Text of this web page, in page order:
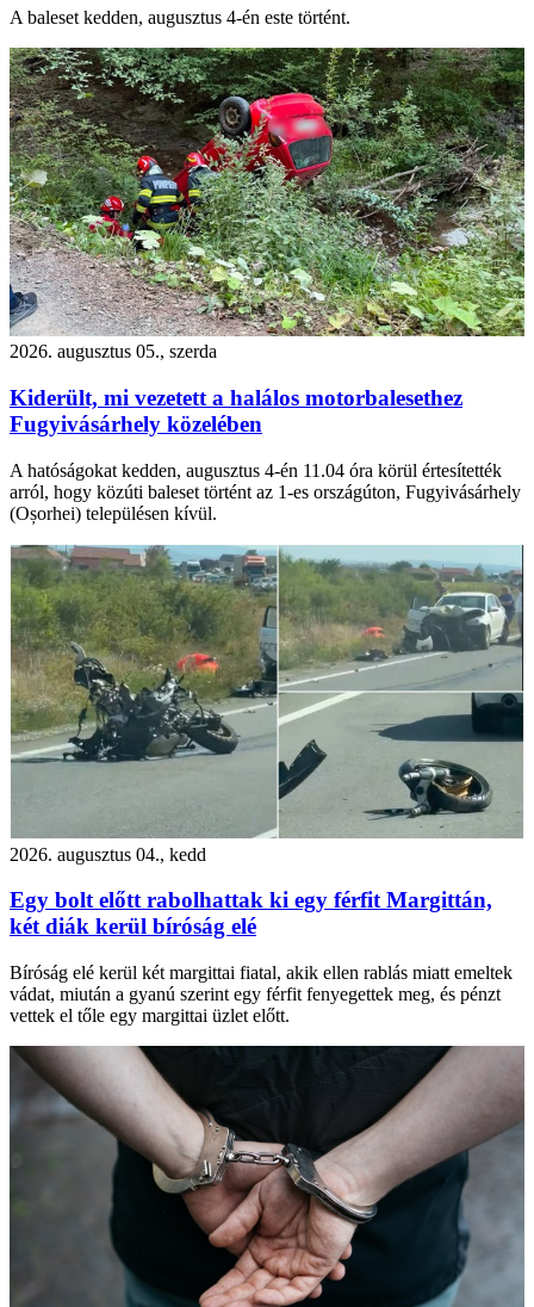
A baleset kedden, augusztus 4-én este történt.
2026. augusztus 05., szerda
Kiderült, mi vezetett a halálos motorbalesethez
Fugyivásárhely közelében
A hatóságokat kedden, augusztus 4-én 11.04 óra körül értesítették
arról, hogy közúti baleset történt az 1-es országúton, Fugyivásárhely
(Oșorhei) településen kívül.
2026. augusztus 04., kedd
Egy bolt előtt rabolhattak ki egy férfit Margittán,
két diák kerül bíróság elé
Bíróság elé kerül két margittai fiatal, akik ellen rablás miatt emeltek
vádat, miután a gyanú szerint egy férfit fenyegettek meg, és pénzt
vettek el tőle egy margittai üzlet előtt.